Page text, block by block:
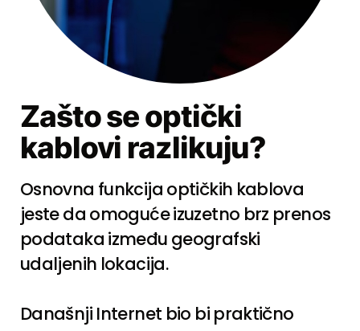
Zašto se optički
kablovi razlikuju?
Osnovna funkcija optičkih kablova
jeste da omoguće izuzetno brz prenos
podataka između geografski
udaljenih lokacija.
Današnji Internet bio bi praktično